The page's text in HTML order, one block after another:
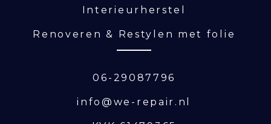
Interieurherstel
Renoveren & Restylen met folie
06-29087796
info@we-repair.nl